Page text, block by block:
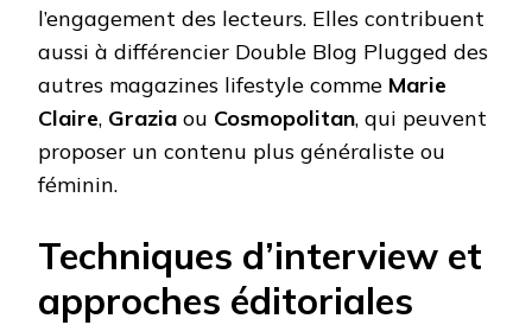
l’engagement des lecteurs. Elles contribuent
aussi à différencier Double Blog Plugged des
autres magazines lifestyle comme Marie
Claire, Grazia ou Cosmopolitan, qui peuvent
proposer un contenu plus généraliste ou
féminin.
Techniques d’interview et
approches éditoriales